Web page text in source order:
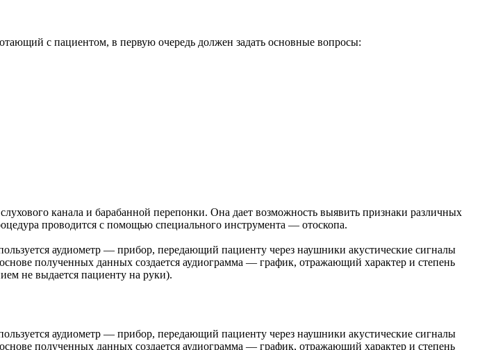
с пациентом, в первую очередь должен задать основные вопросы:
канала и барабанной перепонки. Она дает возможность выявить признаки различных
проводится с помощью специального инструмента — отоскопа.
аудиометр — прибор, передающий пациенту через наушники акустические сигналы
полученных данных создается аудиограмма — график, отражающий характер и степень
не выдается пациенту на руки).
аудиометр — прибор, передающий пациенту через наушники акустические сигналы
полученных данных создается аудиограмма — график, отражающий характер и степень